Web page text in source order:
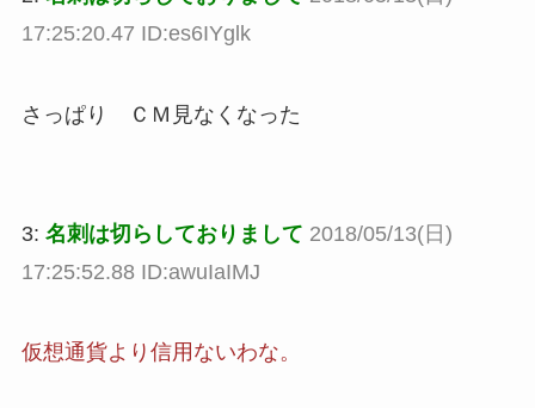
17:25:20.47 ID:es6IYglk
さっぱり ＣＭ見なくなった
3: 名刺は切らしておりまして 2018/05/13(日)
17:25:52.88 ID:awuIaIMJ
仮想通貨より信用ないわな。